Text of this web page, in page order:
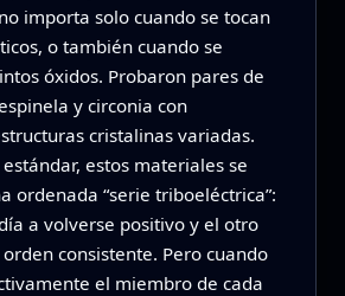
importa solo cuando se tocan
o también cuando se
óxidos. Probaron pares de
y circonia con
cristalinas variadas.
estos materiales se
ordenada “serie triboeléctrica”:
a volverse positivo y el otro
consistente. Pero cuando
el miembro de cada